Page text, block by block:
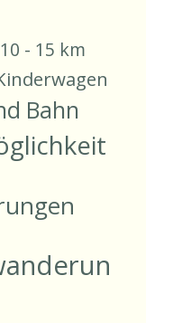
10 - 15 km
Bahn